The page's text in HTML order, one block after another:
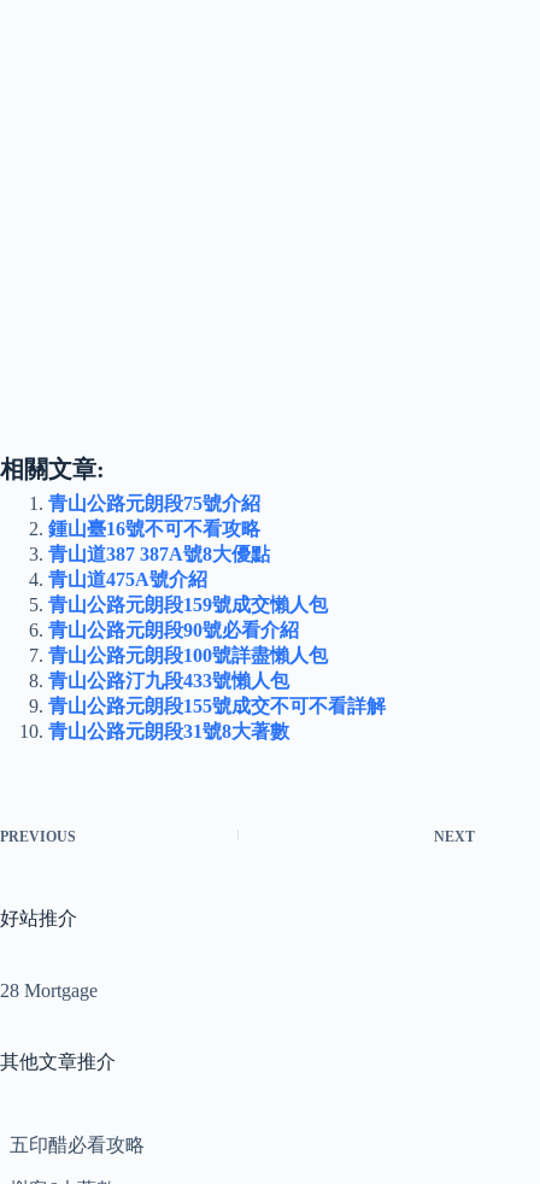
相關文章:
青山公路元朗段75號介紹
鍾山臺16號不可不看攻略
青山道387 387A號8大優點
青山道475A號介紹
青山公路元朗段159號成交懶人包
青山公路元朗段90號必看介紹
青山公路元朗段100號詳盡懶人包
青山公路汀九段433號懶人包
青山公路元朗段155號成交不可不看詳解
青山公路元朗段31號8大著數
PREVIOUS NEXT
好站推介
28 Mortgage
其他文章推介
五印醋必看攻略